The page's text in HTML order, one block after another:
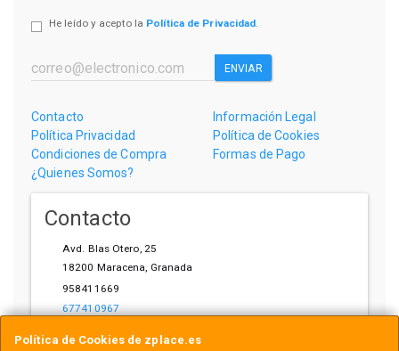
Política de Cookies de zplace.es
He leído y acepto la Política de Privacidad.
ENVIAR
Contacto
Información Legal
Política Privacidad
Política de Cookies
Condiciones de Compra
Formas de Pago
¿Quienes Somos?
Contacto
Avd. Blas Otero, 25
18200 Maracena, Granada
958411669
677410967